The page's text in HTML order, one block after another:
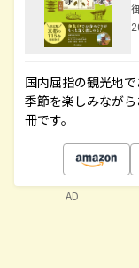
国内屈指の観光地
季節を楽しみなが
冊です。
AD